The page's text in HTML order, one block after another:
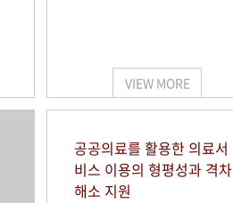
VIEW MORE
공공의료를 활용한 의료서
비스 이용의 형평성과 격차
해소 지원